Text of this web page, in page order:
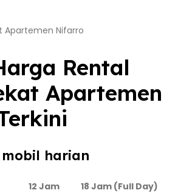
Rental
Apartemen
harian
12 Jam
18 Jam (Full Day)